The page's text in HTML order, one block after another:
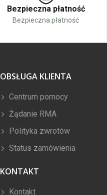
Bezpieczna płatność
Bezpieczna płatność
OBSŁUGA KLIENTA
Centrum pomocy
Żądanie RMA
Polityka zwrotów
Status zamówienia
KONTAKT
Kontakt